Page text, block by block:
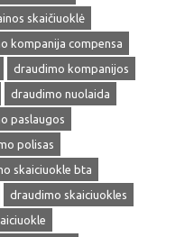
skaičiuoklė
kompanija compensa
draudimo kompanijos
draudimo nuolaida
paslaugos
polisas
skaiciuokle bta
draudimo skaiciuokles